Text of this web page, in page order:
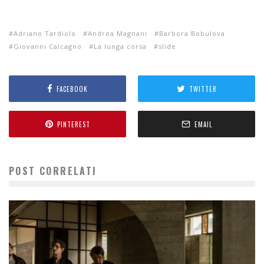
Adriano Tardiolo Andrea Magnani
Barbora Bobulova
Giovanni Calcagno
La lunga corsa slide
FACEBOOK TWITTER
PINTEREST EMAIL
POST CORRELATI